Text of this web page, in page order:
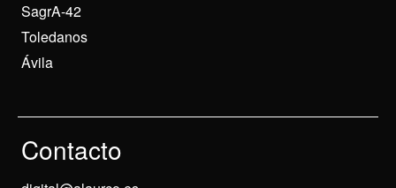
SagrA-42
Toledanos
Ávila
Contacto